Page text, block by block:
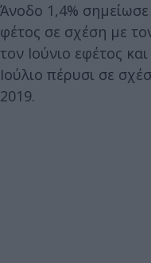
Άνοδο 1,4%
φέτος σε σχέση με
τον Ιούνιο εφέτος
Ιούλιο πέρυσι σε
2019.